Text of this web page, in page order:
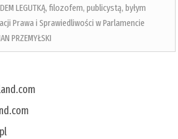
LEGUTKĄ, filozofem, publicystą, byłym
Prawa i Sprawiedliwości w Parlamencie
PRZEMYŁSKI